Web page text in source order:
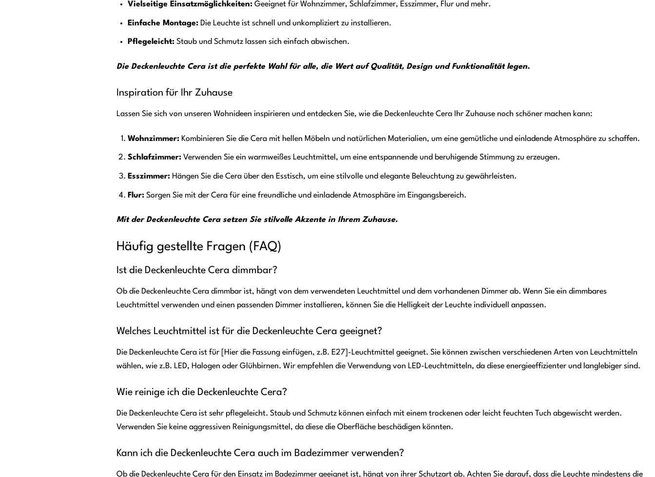
Vielseitige Einsatzmöglichkeiten: Geeignet für Wohnzimmer, Schlafzimmer, Esszimmer, Flur und mehr.
Einfache Montage: Die Leuchte ist schnell und unkompliziert zu installieren.
Pflegeleicht: Staub und Schmutz lassen sich einfach abwischen.
Die Deckenleuchte Cera ist die perfekte Wahl für alle, die Wert auf Qualität, Design und Funktionalität legen.
Inspiration für Ihr Zuhause
Lassen Sie sich von unseren Wohnideen inspirieren und entdecken Sie, wie die Deckenleuchte Cera Ihr Zuhause noch schöner machen kann:
Wohnzimmer: Kombinieren Sie die Cera mit hellen Möbeln und natürlichen Materialien, um eine gemütliche und einladende Atmosphäre zu schaffen.
Schlafzimmer: Verwenden Sie ein warmweißes Leuchtmittel, um eine entspannende und beruhigende Stimmung zu erzeugen.
Esszimmer: Hängen Sie die Cera über den Esstisch, um eine stilvolle und elegante Beleuchtung zu gewährleisten.
Flur: Sorgen Sie mit der Cera für eine freundliche und einladende Atmosphäre im Eingangsbereich.
Mit der Deckenleuchte Cera setzen Sie stilvolle Akzente in Ihrem Zuhause.
Häufig gestellte Fragen (FAQ)
Ist die Deckenleuchte Cera dimmbar?
Ob die Deckenleuchte Cera dimmbar ist, hängt von dem verwendeten Leuchtmittel und dem vorhandenen Dimmer ab. Wenn Sie ein dimmbares
Leuchtmittel verwenden und einen passenden Dimmer installieren, können Sie die Helligkeit der Leuchte individuell anpassen.
Welches Leuchtmittel ist für die Deckenleuchte Cera geeignet?
Die Deckenleuchte Cera ist für [Hier die Fassung einfügen, z.B. E27]-Leuchtmittel geeignet. Sie können zwischen verschiedenen Arten von Leuchtmitteln
wählen, wie z.B. LED, Halogen oder Glühbirnen. Wir empfehlen die Verwendung von LED-Leuchtmitteln, da diese energieeffizienter und langlebiger sind.
Wie reinige ich die Deckenleuchte Cera?
Die Deckenleuchte Cera ist sehr pflegeleicht. Staub und Schmutz können einfach mit einem trockenen oder leicht feuchten Tuch abgewischt werden.
Verwenden Sie keine aggressiven Reinigungsmittel, da diese die Oberfläche beschädigen könnten.
Kann ich die Deckenleuchte Cera auch im Badezimmer verwenden?
Ob die Deckenleuchte Cera für den Einsatz im Badezimmer geeignet ist, hängt von ihrer Schutzart ab. Achten Sie darauf, dass die Leuchte mindestens die